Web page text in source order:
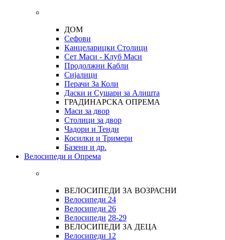
ДОМ
Сефови
Канцеларицки Столици
Сет Маси - Клуб Маси
Продолжни Кабли
Сијалици
Перачи За Коли
Даски и Сушари за Алишта
ГРАДИНАРСКА ОПРЕМА
Маси за двор
Столици за двор
Чадори и Тенди
Косилки и Тримери
Базени и др.
Велосипеди и Опрема
ВЕЛОСИПЕДИ ЗА ВОЗРАСНИ
Велосипеди 24
Велосипеди 26
Велосипеди 28-29
ВЕЛОСИПЕДИ ЗА ДЕЦА
Велосипеди 12